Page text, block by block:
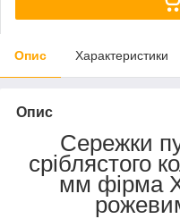
Опис Характеристики
Опис
Сережки
сріблястого
мм фірма